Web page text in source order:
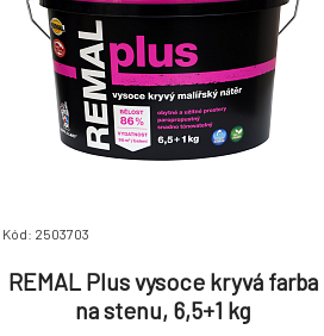
Kód: 2503703
REMAL Plus vysoce kryvá farba
na stenu, 6,5+1 kg